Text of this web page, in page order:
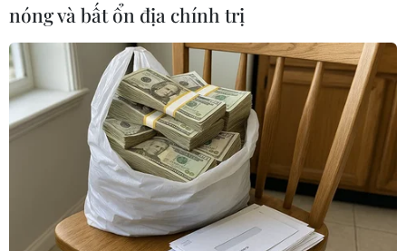
#cháy nhà #chập điện
#công dân Uzbekistan
nóng và bất ổn địa chính trị